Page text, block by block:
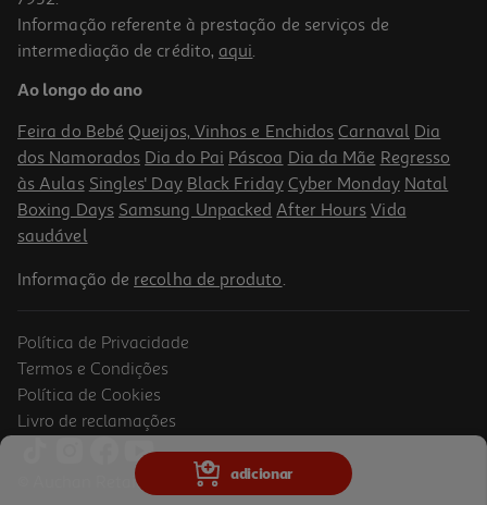
adicionar
Comida Húmida Martin Sellier Gato Porco&cenoura 70g
25 €/Kg
1,75 €
Comida Húmida Martin Sellier Gato Pato&azeitonas 70g
Informação referente à prestação de serviços de
intermediação de crédito, aqui.
Ao longo do ano
Feira do Bebé Queijos, Vinhos e Enchidos Carnaval Dia
dos Namorados Dia do Pai Páscoa Dia da Mãe Regresso
às Aulas Singles' Day Black Friday Cyber Monday Natal
Boxing Days Samsung Unpacked After Hours Vida
saudável
Informação de recolha de produto.
Política de Privacidade
Termos e Condições
Política de Cookies
Livro de reclamações
© Auchan Retail Portugal